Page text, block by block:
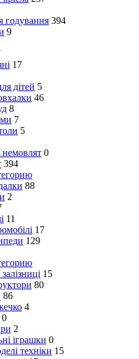
годування 394
9
17
дітей 5
46
8
7
5
немовлят 0
394
88
2
11
17
129
15
80
86
4
0
2
іграшки 0
техніки 15